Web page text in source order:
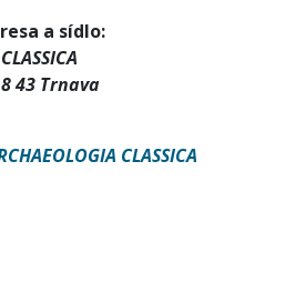
a sídlo:
43 Trnava
CLASSICA